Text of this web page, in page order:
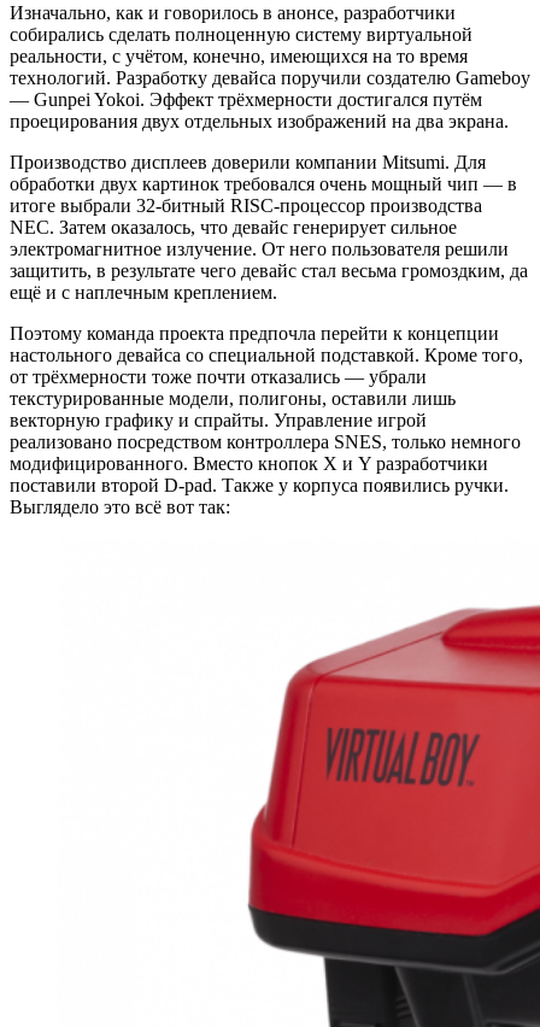
Изначально, как и говорилось в анонсе, разработчики
собирались сделать полноценную систему виртуальной
реальности, с учётом, конечно, имеющихся на то время
технологий. Разработку девайса поручили создателю Gameboy
— Gunpei Yokoi. Эффект трёхмерности достигался путём
проецирования двух отдельных изображений на два экрана.
Производство дисплеев доверили компании Mitsumi. Для
обработки двух картинок требовался очень мощный чип — в
итоге выбрали 32-битный RISC-процессор производства
NEC. Затем оказалось, что девайс генерирует сильное
электромагнитное излучение. От него пользователя решили
защитить, в результате чего девайс стал весьма громоздким, да
ещё и с наплечным креплением.
Поэтому команда проекта предпочла перейти к концепции
настольного девайса со специальной подставкой. Кроме того,
от трёхмерности тоже почти отказались — убрали
текстурированные модели, полигоны, оставили лишь
векторную графику и спрайты. Управление игрой
реализовано посредством контроллера SNES, только немного
модифицированного. Вместо кнопок X и Y разработчики
поставили второй D-pad. Также у корпуса появились ручки.
Выглядело это всё вот так: